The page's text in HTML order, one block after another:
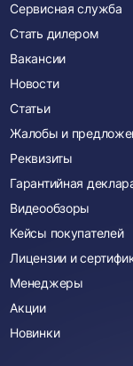
Сервисная служба
Стать дилером
Вакансии
Новости
Статьи
Жалобы и
Реквизиты
Гарантийная
Видеообзоры
Кейсы покупателей
Лицензии и
Менеджеры
Акции
Новинки